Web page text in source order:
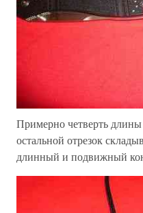
Примерно четверть
остальной отрезок
длинный и подвижный